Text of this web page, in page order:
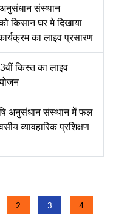
संस्थान
किसान घर मे दिखाया
का लाइव प्रसारण
किस्त का लाइव
अनुसंधान संस्थान में फल
व्यावहारिक प्रशिक्षण
पृष्ठ
2 Current
3 पृष्ठ
4